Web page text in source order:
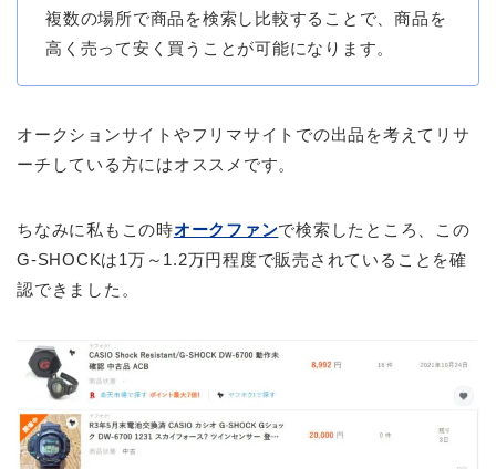
複数の場所で商品を検索し比較することで、商品を
高く売って安く買うことが可能になります。
オークションサイトやフリマサイトでの出品を考えてリサ
ーチしている方にはオススメです。
ちなみに私もこの時オークファンで検索したところ、この
G-SHOCKは1万～1.2万円程度で販売されていることを確
認できました。